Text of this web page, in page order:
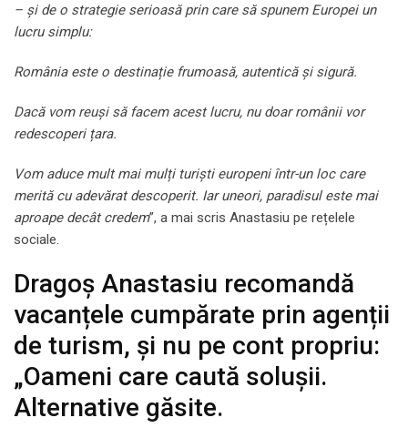
– și de o strategie serioasă prin care să spunem Europei un
lucru simplu:
România este o destinație frumoasă, autentică și sigură.
Dacă vom reuși să facem acest lucru, nu doar românii vor
redescoperi țara.
Vom aduce mult mai mulți turiști europeni într-un loc care
merită cu adevărat descoperit. Iar uneori, paradisul este mai
aproape decât credem”, a mai scris Anastasiu pe rețelele
sociale.
Dragoș Anastasiu recomandă
vacanțele cumpărate prin agenții
de turism, și nu pe cont propriu:
„Oameni care caută soluşii.
Alternative găsite.